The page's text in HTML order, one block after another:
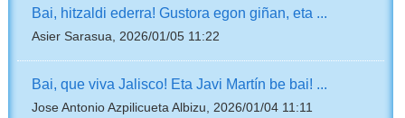
Bai, hitzaldi ederra! Gustora egon giñan, eta ...
Asier Sarasua, 2026/01/05 11:22
Bai, que viva Jalisco! Eta Javi Martín be bai! ...
Jose Antonio Azpilicueta Albizu, 2026/01/04 11:11